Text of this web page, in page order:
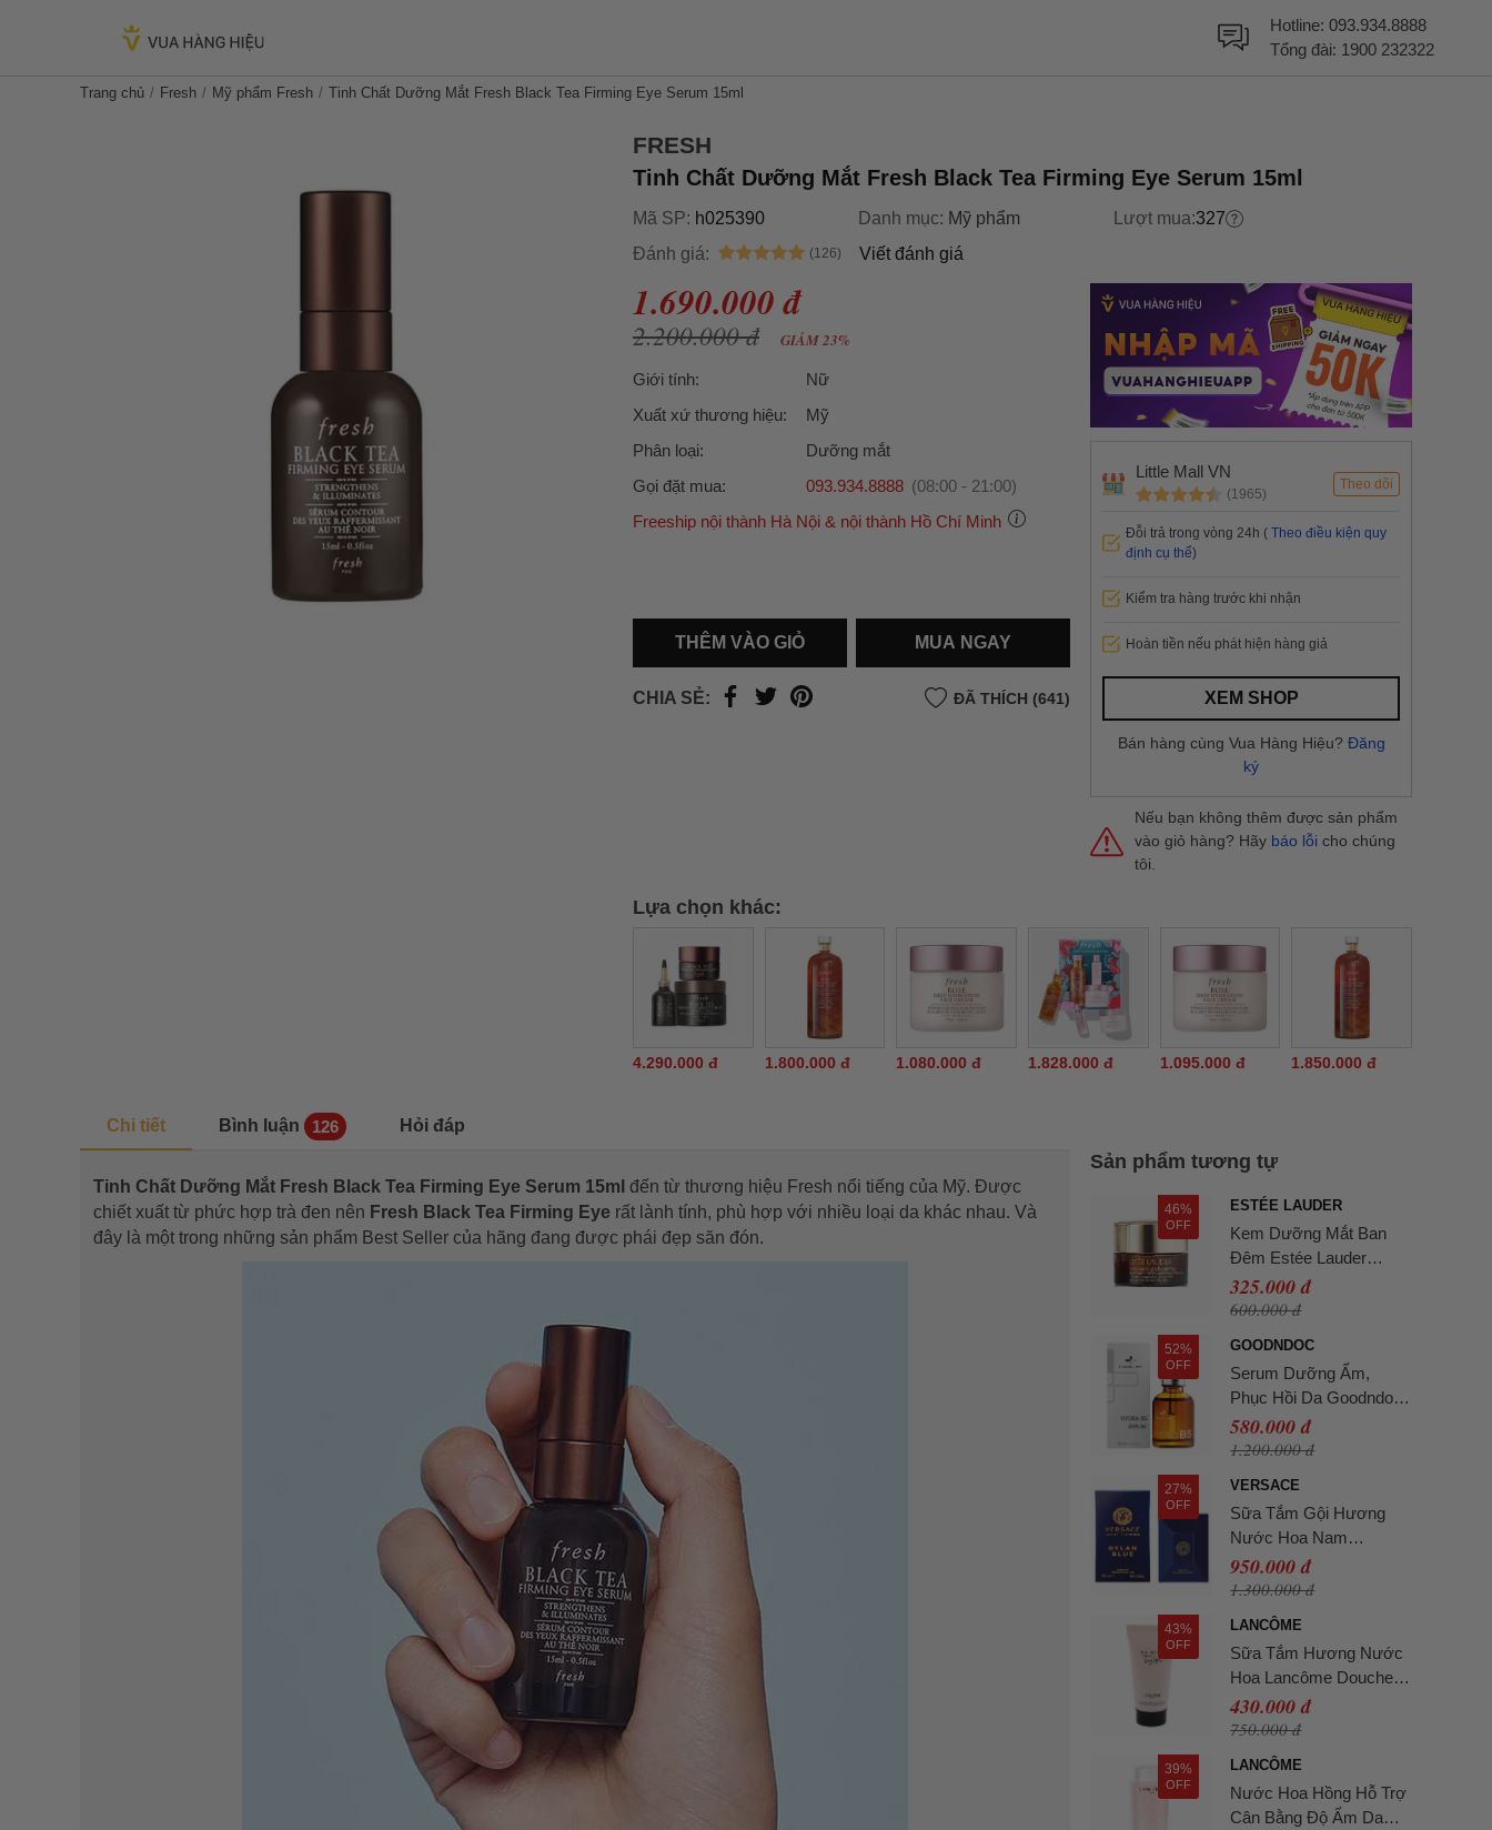
Hotline: 093.934.8888
Tổng đài: 1900 232322
Trang chủ Fresh Mỹ phẩm Fresh Tinh Chất Dưỡng Mắt Fresh Black Tea Firming Eye Serum 15ml
FRESH
Tinh Chất Dưỡng Mắt Fresh Black Tea Firming Eye Serum 15ml
Mã SP: h025390 Danh mục: Mỹ phẩm Lượt mua:327
Đánh giá:
Viết đánh giá
1.690.000 đ
2.200.000 đ GIẢM 23%
Giới tính:
Nữ
Xuất xứ thương hiệu:
Mỹ
Phân loại:
Dưỡng mắt
Gọi đặt mua:
093.934.8888 (08:00 - 21:00)
Freeship nội thành Hà Nội & nội thành Hồ Chí Minh
Hồ Chí Minh).
thành
Hồ Chí Minh, khách hàng muốn giao nhanh
trong ngày hoặc Đơn hàng giao hỏa tốc theo yêu cầu
THÊM VÀO GIỎ MUA NGAY
CHIA SẺ: ĐÃ THÍCH (641)
Lựa chọn khác:
4.290.000 đ 1.800.000 đ 1.080.000 đ 1.828.000 đ 1.095.000 đ 1.850.000 đ
Chi tiết Bình luận 126 Hỏi đáp
Tinh Chất Dưỡng Mắt Fresh Black Tea Firming Eye Serum 15ml đến từ thương hiệu Fresh nổi tiếng của Mỹ. Được
chiết xuất từ phức hợp trà đen nên Fresh Black Tea Firming Eye rất lành tính, phù hợp với nhiều loại da khác nhau. Và
đây là một trong những sản phẩm Best Seller của hãng đang được phái đẹp săn đón.
Sản phẩm tương tự
46%
OFF
ESTÉE LAUDER
Kem Dưỡng Mắt Ban
Đêm Estée Lauder
Advanced Night Repair
Eye 5ml Không Hộp
325.000 đ
600.000 đ
52%
OFF
GOODNDOC
Serum Dưỡng Ẩm,
Phục Hồi Da Goodndoc
Hydra B5 30ml
580.000 đ
1.200.000 đ
27%
OFF
VERSACE
Sữa Tắm Gội Hương
Nước Hoa Nam
Versace Dylan Blue
Pour Homme Perfumed
250ml
950.000 đ
1.300.000 đ
43%
OFF
LANCÔME
Sữa Tắm Hương Nước
Hoa Lancôme Douche
Parfume Shower Gel
50ml
430.000 đ
750.000 đ
39%
OFF
LANCÔME
Nước Hoa Hồng Hỗ Trợ
Cân Bằng Độ Ẩm Da
Little Mall VN
(1965)
Theo dõi
Đỗi trả trong vòng 24h ( Theo điều kiện quy
định cụ thể)
Kiểm tra hàng trước khi nhận
Hoàn tiền nếu phát hiện hàng giả
XEM SHOP
Bán hàng cùng Vua Hàng Hiệu? Đăng
ký
Nếu bạn không thêm được sản phẩm
vào giỏ hàng? Hãy báo lỗi cho chúng
tôi.